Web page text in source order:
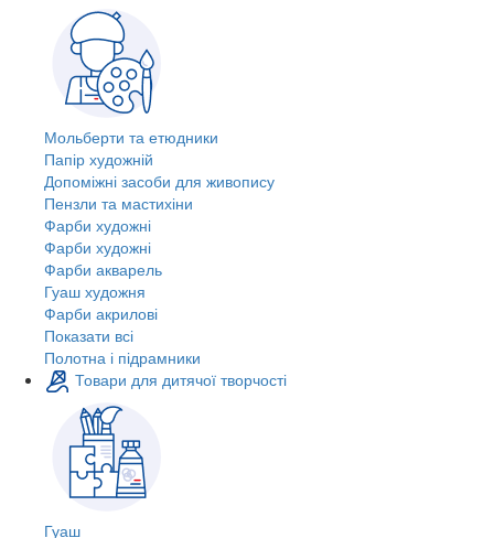
Мольберти та етюдники
Папір художній
Допоміжні засоби для живопису
Пензли та мастихіни
Фарби художні
Фарби художні
Фарби акварель
Гуаш художня
Фарби акрилові
Показати всі
Полотна і підрамники
Товари для дитячої творчості
Гуаш